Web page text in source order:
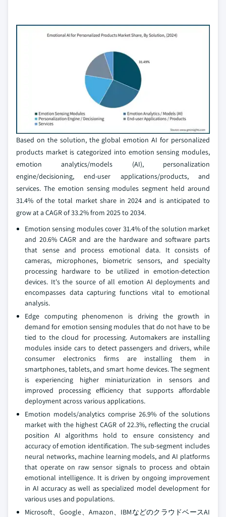
Based on the solution, the global emotion AI for personalized
products market is categorized into emotion sensing modules,
emotion analytics/models (AI), personalization
engine/decisioning, end-user applications/products, and
services. The emotion sensing modules segment held around
31.4% of the total market share in 2024 and is anticipated to
grow at a CAGR of 33.2% from 2025 to 2034.
Emotion sensing modules cover 31.4% of the solution market
and 20.6% CAGR and are the hardware and software parts
that sense and process emotional data. It consists of
cameras, microphones, biometric sensors, and specialty
processing hardware to be utilized in emotion-detection
devices. It's the source of all emotion AI deployments and
encompasses data capturing functions vital to emotional
analysis.
Edge computing phenomenon is driving the growth in
demand for emotion sensing modules that do not have to be
tied to the cloud for processing. Automakers are installing
modules inside cars to detect passengers and drivers, while
consumer electronics firms are installing them in
smartphones, tablets, and smart home devices. The segment
is experiencing higher miniaturization in sensors and
improved processing efficiency that supports affordable
deployment across various applications.
Emotion models/analytics comprise 26.9% of the solutions
market with the highest CAGR of 22.3%, reflecting the crucial
position AI algorithms hold to ensure consistency and
accuracy of emotion identification. The sub-segment includes
neural networks, machine learning models, and AI platforms
that operate on raw sensor signals to process and obtain
emotional intelligence. It is driven by ongoing improvement
in AI accuracy as well as specialized model development for
various uses and populations.
Microsoft、Google、Amazon、IBMなどのクラウドベースAI